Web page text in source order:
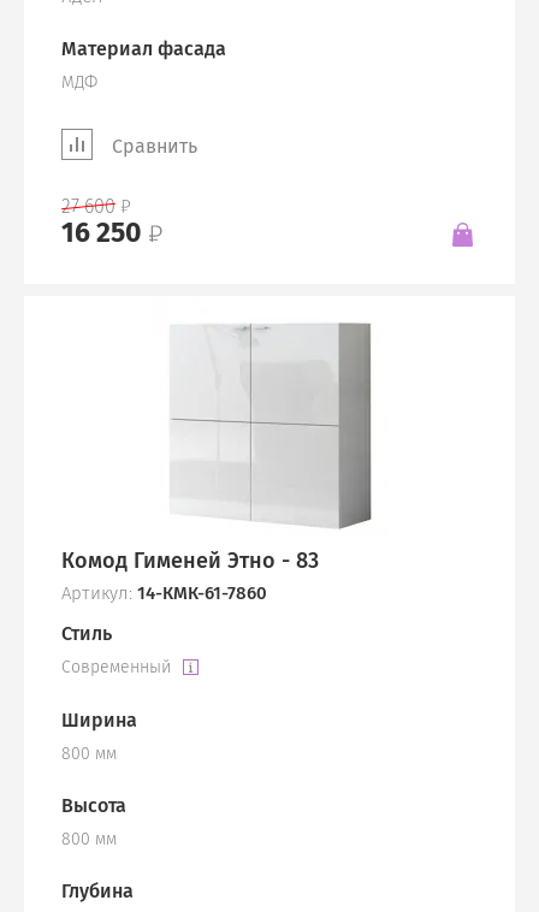
Материал фасада
МДФ
Сравнить
27 600
16 250
Комод Гименей Этно - 83
Артикул: 14-КМК-61-7860
Стиль
Современный
Ширина
800 мм
Высота
800 мм
Глубина